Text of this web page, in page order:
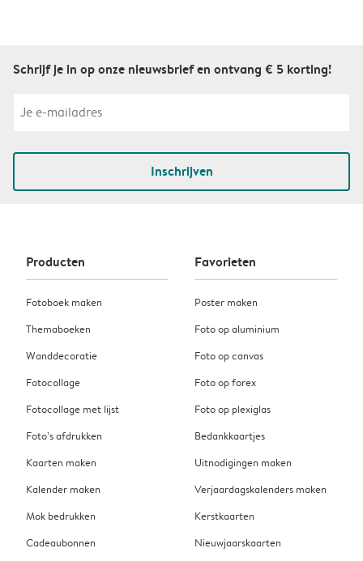
Schrijf je in op onze nieuwsbrief en ontvang € 5 korting!
Inschrijven
Producten
Fotoboek maken
Themaboeken
Wanddecoratie
Fotocollage
Fotocollage met lijst
Foto’s afdrukken
Kaarten maken
Kalender maken
Mok bedrukken
Cadeaubonnen
Favorieten
Poster maken
Foto op aluminium
Foto op canvas
Foto op forex
Foto op plexiglas
Bedankkaartjes
Uitnodigingen maken
Verjaardagskalenders maken
Kerstkaarten
Nieuwjaarskaarten